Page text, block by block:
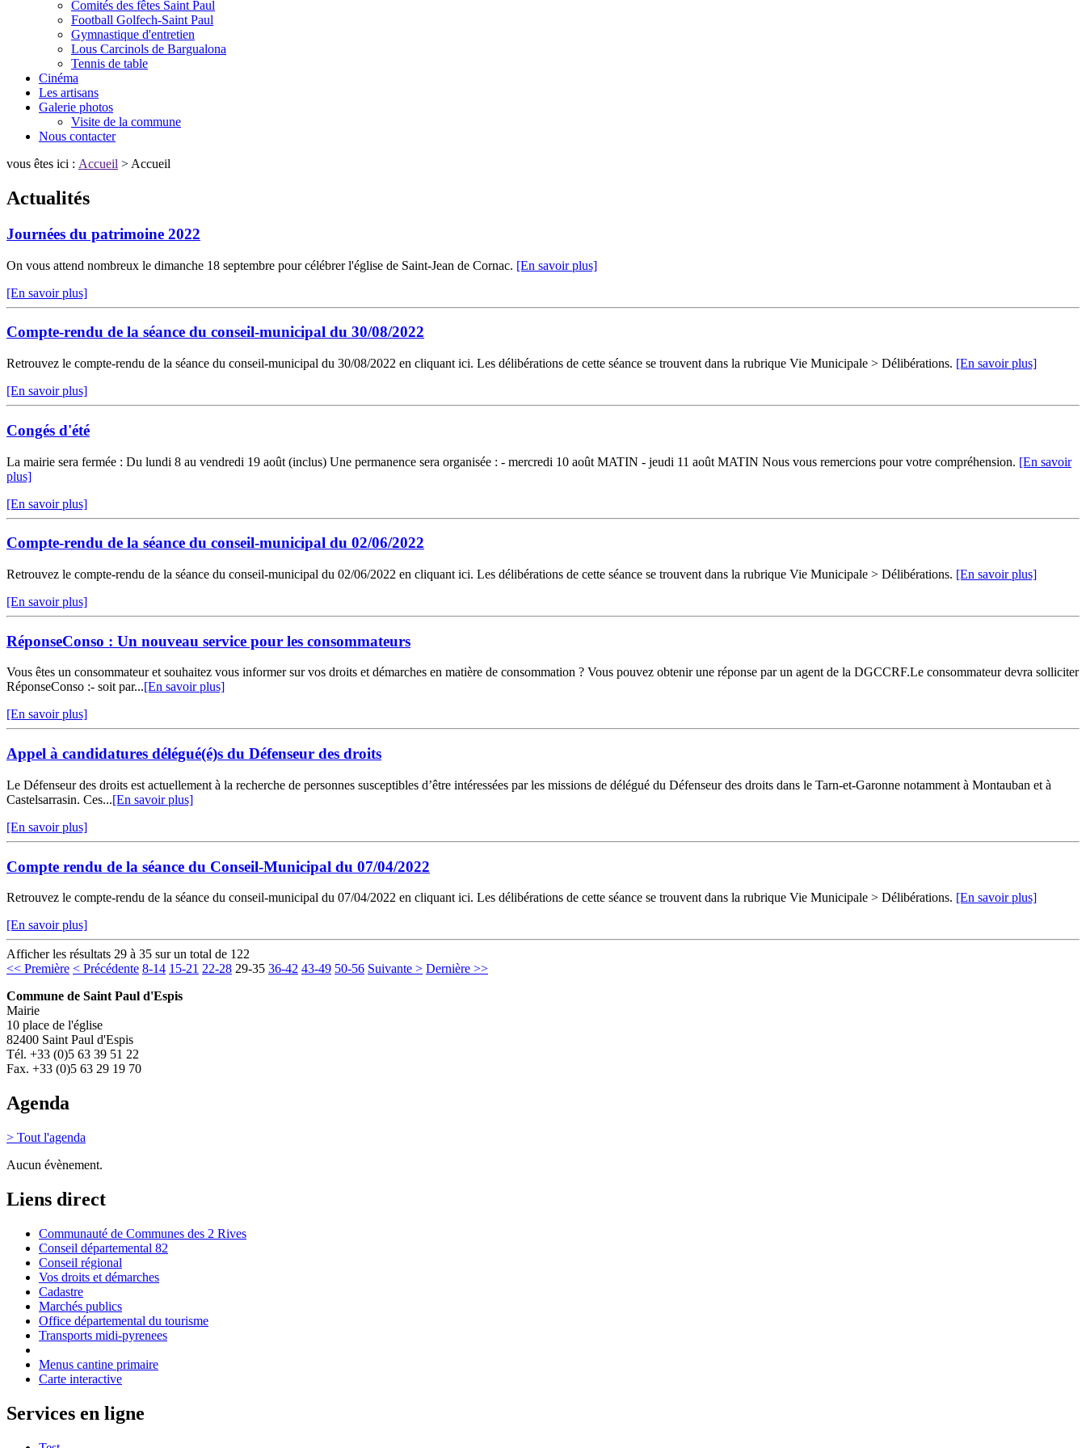
Comités des fêtes Saint Paul
Football Golfech-Saint Paul
Gymnastique d'entretien
Lous Carcinols de Bargualona
Tennis de table
Cinéma
Les artisans
Galerie photos
Visite de la commune
Nous contacter
vous êtes ici : Accueil > Accueil
Actualités
Journées du patrimoine 2022
On vous attend nombreux le dimanche 18 septembre pour célébrer l'église de Saint-Jean de Cornac. [En savoir plus]
[En savoir plus]
Compte-rendu de la séance du conseil-municipal du 30/08/2022
Retrouvez le compte-rendu de la séance du conseil-municipal du 30/08/2022 en cliquant ici. Les délibérations de cette séance se trouvent dans la rubrique Vie Municipale > Délibérations. [En savoir plus]
[En savoir plus]
Congés d'été
La mairie sera fermée : Du lundi 8 au vendredi 19 août (inclus) Une permanence sera organisée : - mercredi 10 août MATIN - jeudi 11 août MATIN Nous vous remercions pour votre compréhension. [En savoir
plus]
[En savoir plus]
Compte-rendu de la séance du conseil-municipal du 02/06/2022
Retrouvez le compte-rendu de la séance du conseil-municipal du 02/06/2022 en cliquant ici. Les délibérations de cette séance se trouvent dans la rubrique Vie Municipale > Délibérations. [En savoir plus]
[En savoir plus]
RéponseConso : Un nouveau service pour les consommateurs
Vous êtes un consommateur et souhaitez vous informer sur vos droits et démarches en matière de consommation ? Vous pouvez obtenir une réponse par un agent de la DGCCRF.Le consommateur devra solliciter
RéponseConso :- soit par...[En savoir plus]
[En savoir plus]
Appel à candidatures délégué(é)s du Défenseur des droits
Le Défenseur des droits est actuellement à la recherche de personnes susceptibles d’être intéressées par les missions de délégué du Défenseur des droits dans le Tarn-et-Garonne notamment à Montauban et à
Castelsarrasin. Ces...[En savoir plus]
[En savoir plus]
Compte rendu de la séance du Conseil-Municipal du 07/04/2022
Retrouvez le compte-rendu de la séance du conseil-municipal du 07/04/2022 en cliquant ici. Les délibérations de cette séance se trouvent dans la rubrique Vie Municipale > Délibérations. [En savoir plus]
[En savoir plus]
Afficher les résultats 29 à 35 sur un total de 122
<< Première < Précédente 8-14 15-21 22-28 29-35 36-42 43-49 50-56 Suivante > Dernière >>
Commune de Saint Paul d'Espis
Mairie
10 place de l'église
82400 Saint Paul d'Espis
Tél. +33 (0)5 63 39 51 22
Fax. +33 (0)5 63 29 19 70
Agenda
> Tout l'agenda
Aucun évènement.
Liens direct
Communauté de Communes des 2 Rives
Conseil départemental 82
Conseil régional
Vos droits et démarches
Cadastre
Marchés publics
Office départemental du tourisme
Transports midi-pyrenees
Menus cantine primaire
Carte interactive
Services en ligne